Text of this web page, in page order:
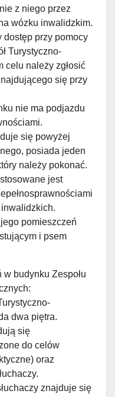
z niego przez
wózku inwalidzkim.
dostęp przy pomocy
Turystyczno-
celu należy zgłosić
się przy
nie ma podjazdu
się powyżej
posiada jeden
należy pokonać.
jest
pomieszczeń
i psem
budynku Zespołu
dwa piętra.
się
do celów
oraz
znajduje się